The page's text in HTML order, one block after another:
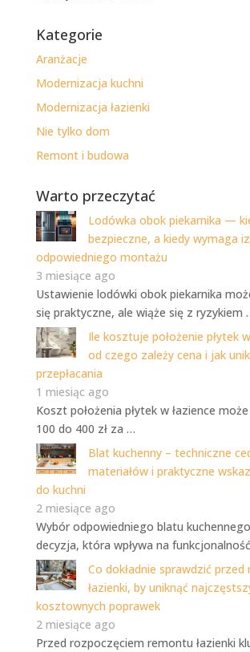
Kategorie
Aranżacje
Modernizacja kuchni
Modernizacja łazienki
Nie tylko dom
Remont i budowa
Warto przeczytać
Lodówka obok piekarnika —
bezpieczne, a kiedy wymaga
odpowiedniego montażu
3 miesiące ago
Ustawienie lodówki obok piekarnika
się praktyczne, ale wiąże się z ryzykiem
Ile kosztuje położenie płytek
od czego zależy cena i jak
przepłacania
1 miesiąc ago
Koszt położenia płytek w łazience
100 do 400 zł za …
Blat kuchenny – techniczne
materiałów i praktyczne
do kuchni
2 miesiące ago
Wybór odpowiedniego blatu
decyzja, która wpływa na
Co dokładnie sprawdzić
łazienki, by uniknąć
kosztownych poprawek
2 miesiące ago
Przed rozpoczęciem remontu łazienki